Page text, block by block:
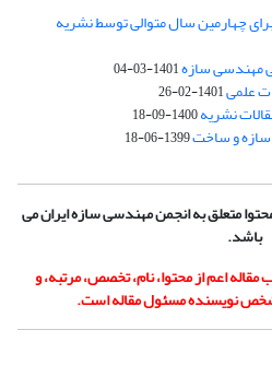
چهارمین سال متوالی توسط نشریه
مهندسی سازه1401-03-04
علمی1401-02-26
نشریه1400-09-18
1399-06-18
متعلق به انجمن مهندسی سازه ایران می
باشد.
اعم از محتوا، نام، تخصص، مرتبه، و
نویسنده مسئول مقاله است.